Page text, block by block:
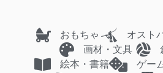
おもちゃ オスト
画材・文具
絵本・書籍
ゲー